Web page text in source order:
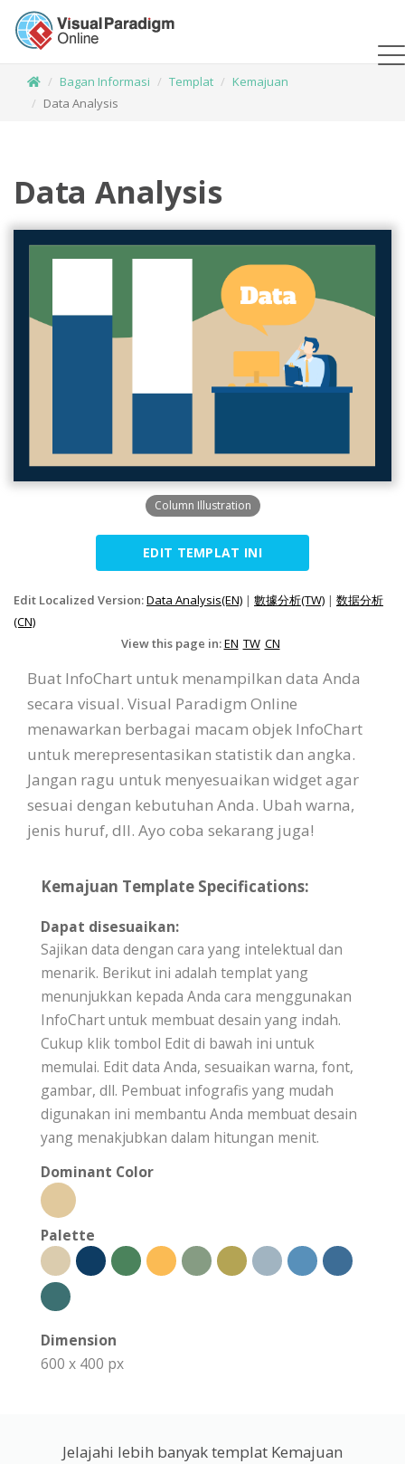
Bagan Informasi Templat
Kemajuan
Data Analysis
Data Analysis
Column Illustration
EDIT TEMPLAT INI
Edit Localized Version:Data Analysis(EN) | 數據分析(TW) | 数据分析
(CN)
View this page in:EN TW CN
Buat InfoChart untuk menampilkan data Anda
secara visual. Visual Paradigm Online
menawarkan berbagai macam objek InfoChart
untuk merepresentasikan statistik dan angka.
Jangan ragu untuk menyesuaikan widget agar
sesuai dengan kebutuhan Anda. Ubah warna,
jenis huruf, dll. Ayo coba sekarang juga!
Kemajuan Template Specifications:
Dapat disesuaikan:
Sajikan data dengan cara yang intelektual dan
menarik. Berikut ini adalah templat yang
menunjukkan kepada Anda cara menggunakan
InfoChart untuk membuat desain yang indah.
Cukup klik tombol Edit di bawah ini untuk
memulai. Edit data Anda, sesuaikan warna, font,
gambar, dll. Pembuat infografis yang mudah
digunakan ini membantu Anda membuat desain
yang menakjubkan dalam hitungan menit.
Dominant Color
Palette
Dimension
600 x 400 px
Jelajahi lebih banyak templat Kemajuan